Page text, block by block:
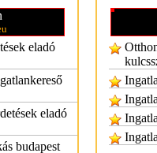
eladó
eladó
budapest